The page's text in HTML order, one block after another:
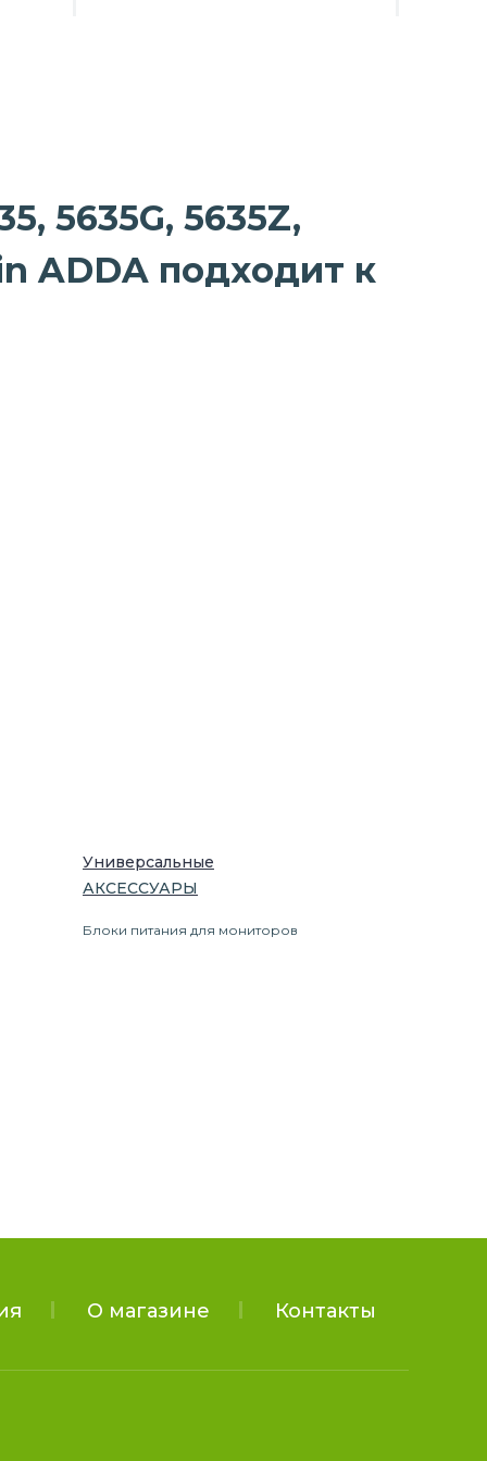
5635G, 5635Z,
ADDA подходит к
Универсальные
АКСЕССУАРЫ
Блоки питания для мониторов
О магазине Контакты